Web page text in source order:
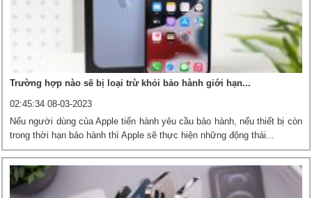
Trường hợp nào sẽ bị loại trừ khỏi bảo hành giới hạn...
02:45:34 08-03-2023
Nếu người dùng của Apple tiến hành yêu cầu bảo hành, nếu thiết bị còn
trong thời hạn bảo hành thì Apple sẽ thực hiện những động thái...